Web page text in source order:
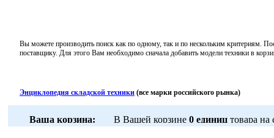
Вы можете производить поиск как по одному, так и по нескольким критериям.
поставщику. Для этого Вам необходимо сначала добавить модели техники в
Энциклопедия складской техники (все марки российского рынка)